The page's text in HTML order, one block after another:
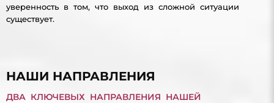
уверенность в том, что выход из сложной ситуации
существует.
НАШИ НАПРАВЛЕНИЯ
ДВА КЛЮЧЕВЫХ НАПРАВЛЕНИЯ НАШЕЙ